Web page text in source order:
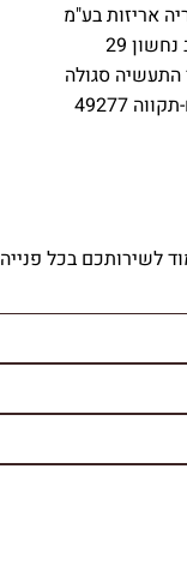
לשירותכם בכל פנייה
אריזות בע"מ
29
התעשיה סגולה
49277